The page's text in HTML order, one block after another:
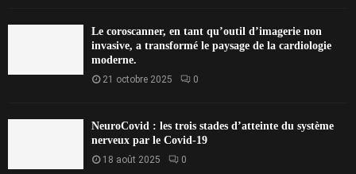
Le coroscanner, en tant qu’outil d’imagerie non
invasive, a transformé le paysage de la cardiologie
moderne.
21 octobre 2025 0
NeuroCovid : les trois stades d’atteinte du système
nerveux par le Covid-19
18 août 2025 0